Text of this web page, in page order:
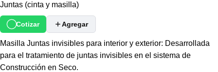
Juntas (cinta y masilla)
Cotizar Agregar
Masilla Juntas invisibles para interior y exterior: Desarrollada
para el tratamiento de juntas invisibles en el sistema de
Construcción en Seco.